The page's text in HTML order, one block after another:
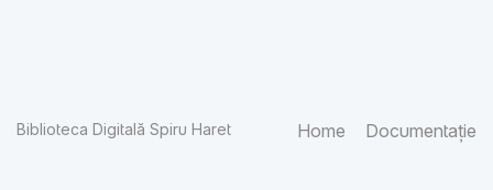
Biblioteca Digitală Spiru Haret Home Documentație